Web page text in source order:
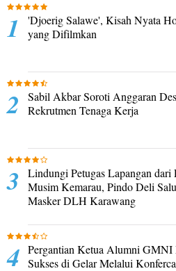
'Djoerig Salawe', Kisah Nyata
yang Difilmkan
Sabil Akbar Soroti Anggaran
Rekrutmen Tenaga Kerja
Lindungi Petugas Lapangan dari
Musim Kemarau, Pindo Deli
Masker DLH Karawang
Pergantian Ketua Alumni GMNI
Sukses di Gelar Melalui